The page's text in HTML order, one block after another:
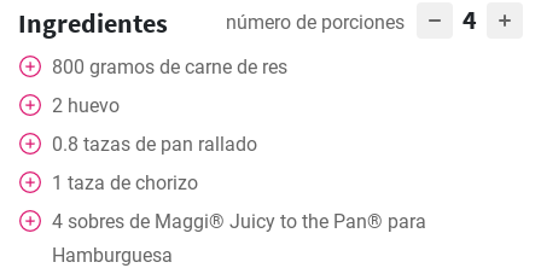
Ingredientes número de porciones 4
800 gramos de carne de res
2 huevo
0.8 tazas de pan rallado
1 taza de chorizo
4 sobres de Maggi® Juicy to the Pan® para
Hamburguesa